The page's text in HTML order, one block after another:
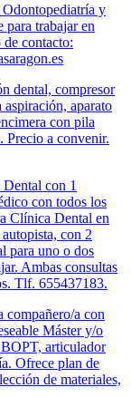
y
para trabajar en
contacto:
dental, compresor
aparato
con pila
Precio a convenir.
Dental con 1
con todos los
Clínica Dental en
con 2
para uno o dos
Ambas consultas
Tlf. 655437183.
compañero/a con
Máster y/o
articulador
Ofrece plan de
de materiales,